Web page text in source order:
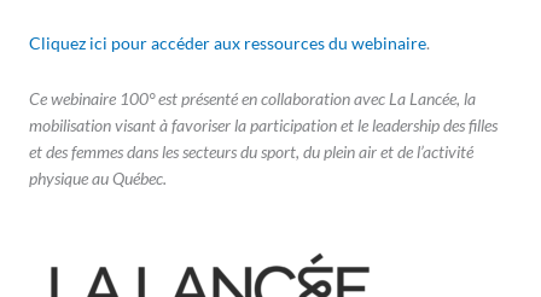
Cliquez ici pour accéder aux ressources du webinaire.
Ce webinaire 100° est présenté en collaboration avec La Lancée, la
mobilisation visant à favoriser la participation et le leadership des filles
et des femmes dans les secteurs du sport, du plein air et de l’activité
physique au Québec.